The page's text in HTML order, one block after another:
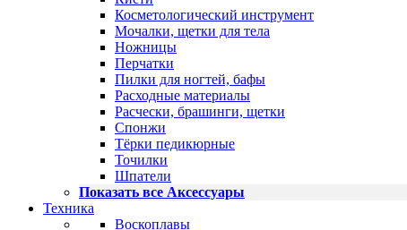
Косметологический инструмент
Мочалки, щетки для тела
Ножницы
Перчатки
Пилки для ногтей, бафы
Расходные материалы
Расчески, брашинги, щетки
Спонжи
Тёрки педикюрные
Точилки
Шпатели
Показать все Аксессуары
Техника
Воскоплавы